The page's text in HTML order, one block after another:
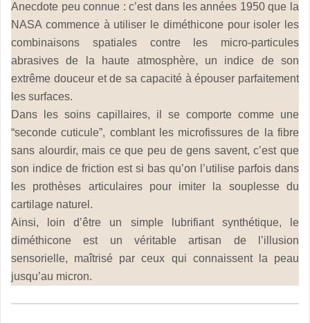
Anecdote peu connue : c’est dans les années 1950 que la
NASA commence à utiliser le diméthicone pour isoler les
combinaisons spatiales contre les micro-particules
abrasives de la haute atmosphère, un indice de son
extrême douceur et de sa capacité à épouser parfaitement
les surfaces.
Dans les soins capillaires, il se comporte comme une
“seconde cuticule”, comblant les microfissures de la fibre
sans alourdir, mais ce que peu de gens savent, c’est que
son indice de friction est si bas qu’on l’utilise parfois dans
les prothèses articulaires pour imiter la souplesse du
cartilage naturel.
Ainsi, loin d’être un simple lubrifiant synthétique, le
diméthicone est un véritable artisan de l’illusion
sensorielle, maîtrisé par ceux qui connaissent la peau
jusqu’au micron.